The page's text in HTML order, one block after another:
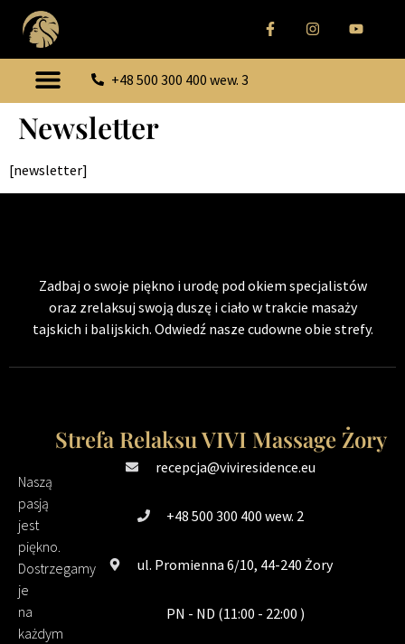
+48 500 300 400 wew. 3
Newsletter
[newsletter]
Zadbaj o swoje piękno i urodę pod okiem specjalistów
oraz zrelaksuj swoją duszę i ciało w trakcie masaży
tajskich i balijskich. Odwiedź nasze cudowne obie strefy.
Naszą
pasją
jest
piękno.
Dostrzegamy
je
na
każdym
Strefa Relaksu VIVI Massage Żory
recepcja@viviresidence.eu
+48 500 300 400 wew. 2
ul. Promienna 6/10, 44-240 Żory
PN - ND (11:00 - 22:00 )